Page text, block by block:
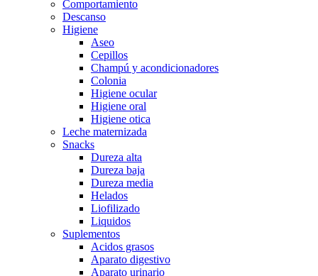
Comportamiento
Descanso
Higiene
Aseo
Cepillos
Champú y acondicionadores
Colonia
Higiene ocular
Higiene oral
Higiene otica
Leche maternizada
Snacks
Dureza alta
Dureza baja
Dureza media
Helados
Liofilizado
Liquidos
Suplementos
Acidos grasos
Aparato digestivo
Aparato urinario